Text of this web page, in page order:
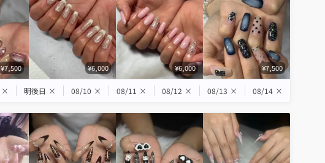
¥7,500 ¥6,000 ¥6,000 ¥7,500
× 明後日 × 08/10 × 08/11 × 08/12 × 08/13 × 08/14 ×